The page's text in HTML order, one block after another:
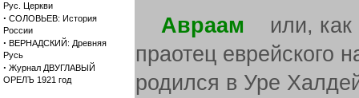
Рус. Церкви
· СОЛОВЬЕВ: История
России
· ВЕРНАДСКИЙ: Древняя
Русь
· Журнал ДВУГЛАВЫЙ
ОРЕЛЪ 1921 год
Авраам или, как
праотец еврейского
родился в Уре